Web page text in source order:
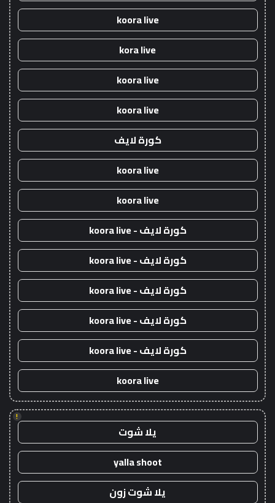
koora live
kora live
koora live
koora live
كورة لايف
koora live
koora live
كورة لايف - koora live
كورة لايف - koora live
كورة لايف - koora live
كورة لايف - koora live
كورة لايف - koora live
koora live
!
يلا شوت
yalla shoot
يلا شوت زون